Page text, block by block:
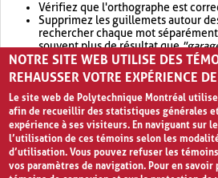
Vérifiez que l'orthographe est
Supprimez les guillemets autour
rechercher chaque mot
souvent plus de résultat que
Envisagez d'élargir votre recherche
retournera souvent plus de
NOTRE SITE WEB UTILISE DES
REHAUSSER VOTRE EXPÉRIENCE
Le site web de Polytechnique Montréal
afin de recueillir des statistiques générales
expérience à ses visiteurs. En naviguant sur
l’utilisation de ces témoins selon les
d’utilisation. Vous pouvez refuser les
vos paramètres de navigation. Pour en savoir